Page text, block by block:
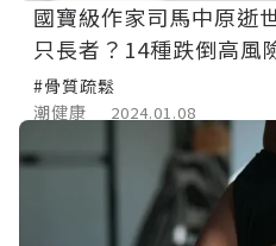
國寶級作家司馬中原逝
只長者？14種跌倒高風
「它」
#骨質疏鬆
潮健康
2024.01.08